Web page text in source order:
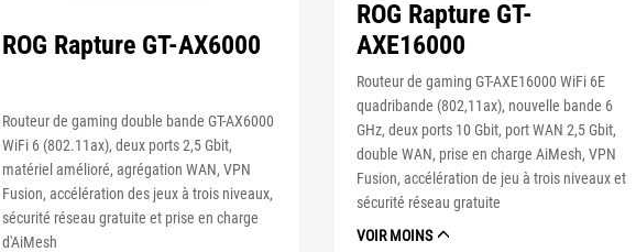
ROG Rapture GT-AX6000
Routeur de gaming double bande GT-AX6000
WiFi 6 (802.11ax), deux ports 2,5 Gbit,
matériel amélioré, agrégation WAN, VPN
Fusion, accélération des jeux à trois niveaux,
sécurité réseau gratuite et prise en charge
d'AiMesh
ROG Rapture GT-
AXE16000
Routeur de gaming GT-AXE16000 WiFi 6E
quadribande (802,11ax), nouvelle bande 6
GHz, deux ports 10 Gbit, port WAN 2,5 Gbit,
double WAN, prise en charge AiMesh, VPN
Fusion, accélération de jeu à trois niveaux et
sécurité réseau gratuite
VOIR MOINS